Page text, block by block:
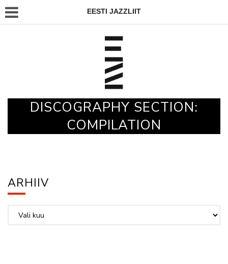
EESTI JAZZLIIT
DISCOGRAPHY SECTION:
COMPILATION
ARHIIV